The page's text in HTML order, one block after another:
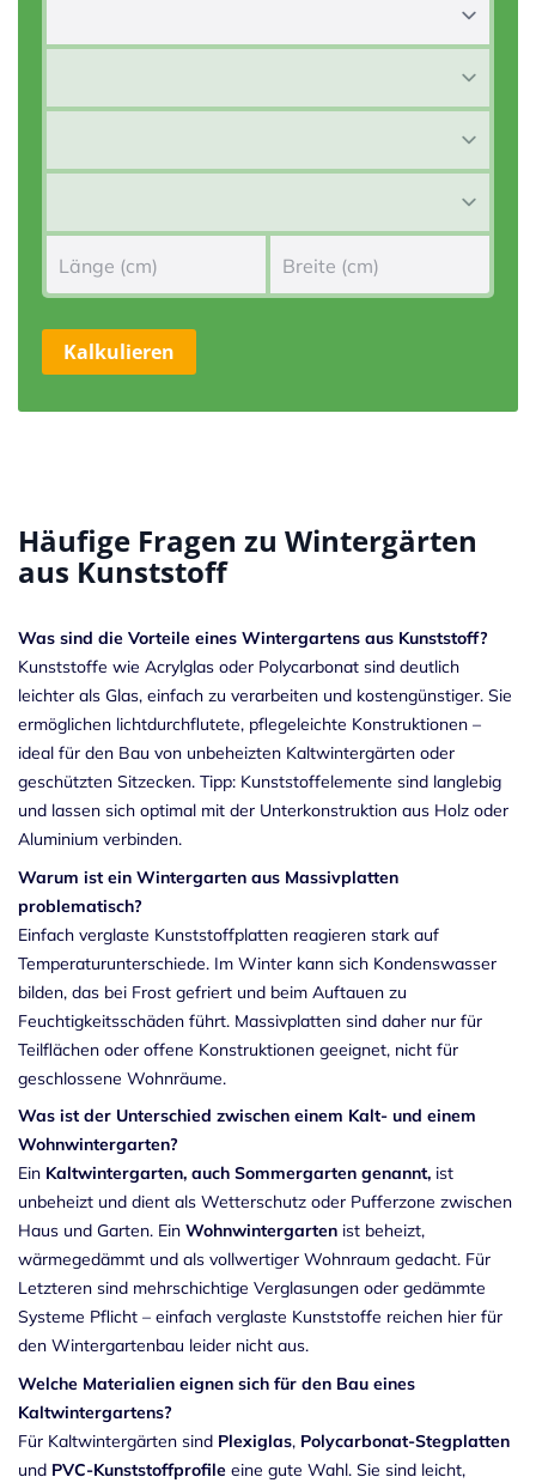
Kalkulieren
Häufige Fragen zu Wintergärten
aus Kunststoff
Was sind die Vorteile eines Wintergartens aus Kunststoff?
Kunststoffe wie Acrylglas oder Polycarbonat sind deutlich
leichter als Glas, einfach zu verarbeiten und kostengünstiger. Sie
ermöglichen lichtdurchflutete, pflegeleichte Konstruktionen –
ideal für den Bau von unbeheizten Kaltwintergärten oder
geschützten Sitzecken. Tipp: Kunststoffelemente sind langlebig
und lassen sich optimal mit der Unterkonstruktion aus Holz oder
Aluminium verbinden.
Warum ist ein Wintergarten aus Massivplatten
problematisch?
Einfach verglaste Kunststoffplatten reagieren stark auf
Temperaturunterschiede. Im Winter kann sich Kondenswasser
bilden, das bei Frost gefriert und beim Auftauen zu
Feuchtigkeitsschäden führt. Massivplatten sind daher nur für
Teilflächen oder offene Konstruktionen geeignet, nicht für
geschlossene Wohnräume.
Was ist der Unterschied zwischen einem Kalt- und einem
Wohnwintergarten?
Ein Kaltwintergarten, auch Sommergarten genannt, ist
unbeheizt und dient als Wetterschutz oder Pufferzone zwischen
Haus und Garten. Ein Wohnwintergarten ist beheizt,
wärmegedämmt und als vollwertiger Wohnraum gedacht. Für
Letzteren sind mehrschichtige Verglasungen oder gedämmte
Systeme Pflicht – einfach verglaste Kunststoffe reichen hier für
den Wintergartenbau leider nicht aus.
Welche Materialien eignen sich für den Bau eines
Kaltwintergartens?
Für Kaltwintergärten sind Plexiglas, Polycarbonat-Stegplatten
und PVC-Kunststoffprofile eine gute Wahl. Sie sind leicht,